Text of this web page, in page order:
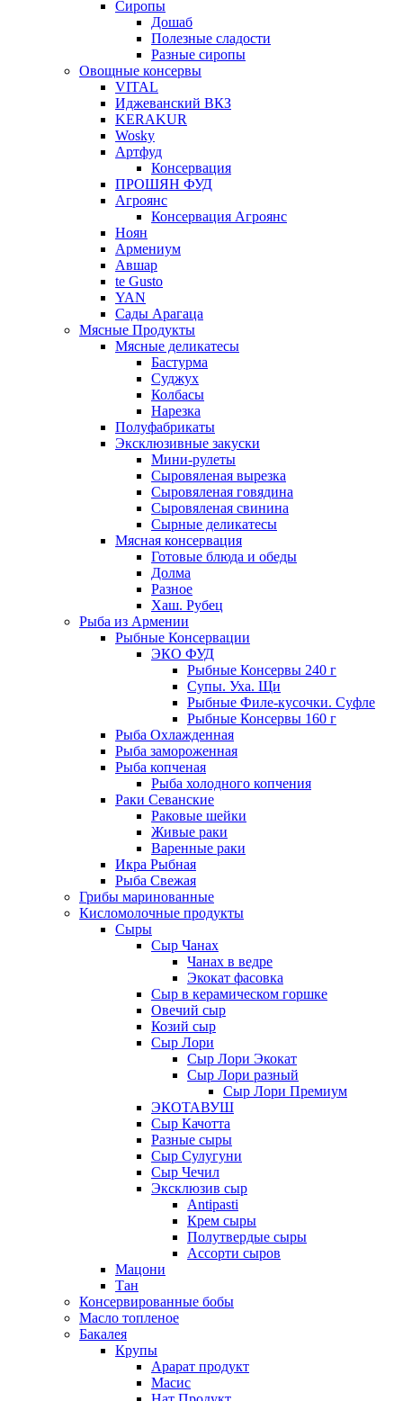
Сиропы
Дошаб
Полезные сладости
Разные сиропы
Овощные консервы
VITAL
Иджеванский ВКЗ
KERAKUR
Wosky
Артфуд
Консервация
ПРОШЯН ФУД
Агроянс
Консервация Агроянс
Ноян
Армениум
Авшар
te Gusto
YAN
Сады Арагаца
Мясные Продукты
Мясные деликатесы
Бастурма
Суджух
Колбасы
Нарезка
Полуфабрикаты
Эксклюзивные закуски
Мини-рулеты
Сыровяленая вырезка
Сыровяленая говядина
Сыровяленая свинина
Сырные деликатесы
Мясная консервация
Готовые блюда и обеды
Долма
Разное
Хаш. Рубец
Рыба из Армении
Рыбные Консервации
ЭКО ФУД
Рыбные Консервы 240 г
Супы. Уха. Щи
Рыбные Филе-кусочки. Суфле
Рыбные Консервы 160 г
Рыба Охлажденная
Рыба замороженная
Рыба копченая
Рыба холодного копчения
Раки Севанские
Раковые шейки
Живые раки
Варенные раки
Икра Рыбная
Рыба Свежая
Грибы маринованные
Кисломолочные продукты
Сыры
Сыр Чанах
Чанах в ведре
Экокат фасовка
Сыр в керамическом горшке
Овечий сыр
Козий сыр
Сыр Лори
Сыр Лори Экокат
Сыр Лори разный
Сыр Лори Премиум
ЭКОТАВУШ
Сыр Качотта
Разные сыры
Сыр Сулугуни
Сыр Чечил
Эксклюзив сыр
Antipasti
Крем сыры
Полутвердые сыры
Ассорти сыров
Мацони
Тан
Консервированные бобы
Масло топленое
Бакалея
Крупы
Арарат продукт
Масис